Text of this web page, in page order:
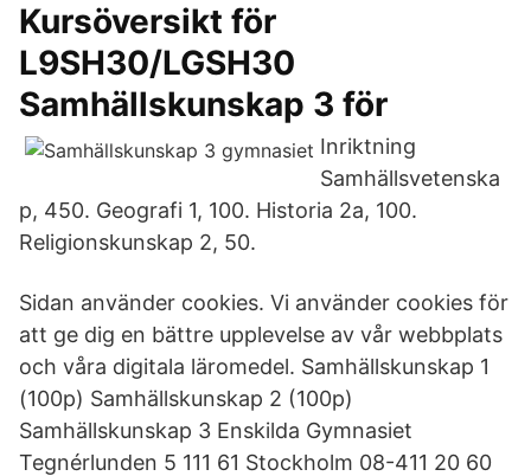
Kursöversikt för
L9SH30/LGSH30
Samhällskunskap 3 för
Inriktning
Samhällsvetenska
p, 450. Geografi 1, 100. Historia 2a, 100.
Religionskunskap 2, 50.
Sidan använder cookies. Vi använder cookies för
att ge dig en bättre upplevelse av vår webbplats
och våra digitala läromedel. Samhällskunskap 1
(100p) Samhällskunskap 2 (100p)
Samhällskunskap 3 Enskilda Gymnasiet
Tegnérlunden 5 111 61 Stockholm 08-411 20 60